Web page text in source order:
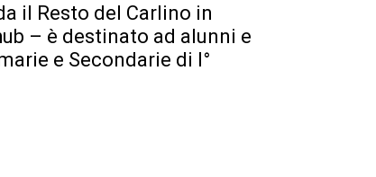
il Resto del Carlino in
– è destinato ad alunni e
e Secondarie di I°